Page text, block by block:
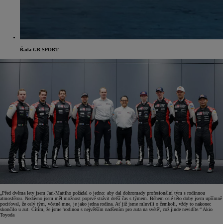
Řada GR SPORT
„Před dvěma lety jsem Jari-Mattiho požádal o jedno: aby dal dohromady profesionální tým s rodinnou
atmosférou. Nedávno jsem měl možnost poprvé strávit delší čas s týmem. Během celé této doby jsem upřímně
pociťoval, že celý tým, včetně mne, je jako jedna rodina. Ať již jsme mluvili o čemkoli, vždy to nakonec
skončilo u aut. Cítím, že jsme 'rodinou s největším nadšením pro auta na světě', což jinde nevidíte.“ Akio
Toyoda